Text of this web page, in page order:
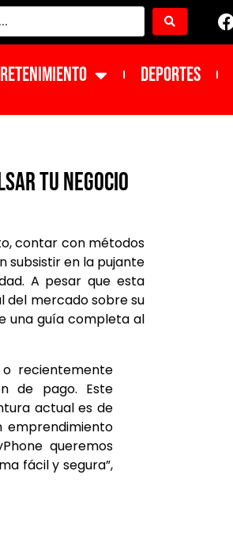
DEPORTES
tu negocio
contar con métodos
subsistir en la pujante
A pesar que esta
del mercado sobre su
una guía completa al
o recientemente
de pago. Este
actual es de
emprendimiento
queremos
fácil y segura”,